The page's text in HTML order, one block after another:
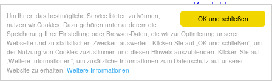
OK und schließen
Um Ihnen das bestmögliche Service bieten zu können,
nutzen wir Cookies. Dazu gehören unter anderem die
Speicherung Ihrer Einstellung oder Browser-Daten, die wir zur Optimierung unserer
Webseite und zu statistischen Zwecken auswerten. Klicken Sie auf „OK und schließen“, um
der Nutzung von Cookies zuzustimmen und diesen Hinweis auszublenden. Klicken Sie auf
„Weitere Informationen“, um zusätzliche Informationen zum Datenschutz auf unserer
Website zu erhalten. Weitere Informationen
Kontakt
Impressum
Onlineshop
Datenschutz
created bymsdesign